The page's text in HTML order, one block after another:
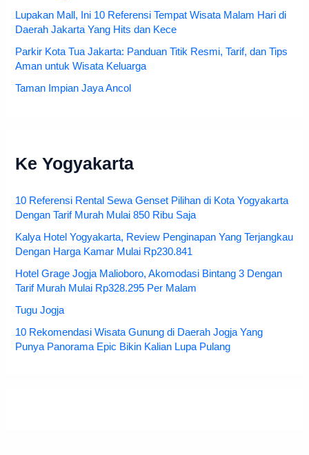
Lupakan Mall, Ini 10 Referensi Tempat Wisata Malam Hari di
Daerah Jakarta Yang Hits dan Kece
Parkir Kota Tua Jakarta: Panduan Titik Resmi, Tarif, dan Tips
Aman untuk Wisata Keluarga
Taman Impian Jaya Ancol
Ke Yogyakarta
10 Referensi Rental Sewa Genset Pilihan di Kota Yogyakarta
Dengan Tarif Murah Mulai 850 Ribu Saja
Kalya Hotel Yogyakarta, Review Penginapan Yang Terjangkau
Dengan Harga Kamar Mulai Rp230.841
Hotel Grage Jogja Malioboro, Akomodasi Bintang 3 Dengan
Tarif Murah Mulai Rp328.295 Per Malam
Tugu Jogja
10 Rekomendasi Wisata Gunung di Daerah Jogja Yang
Punya Panorama Epic Bikin Kalian Lupa Pulang